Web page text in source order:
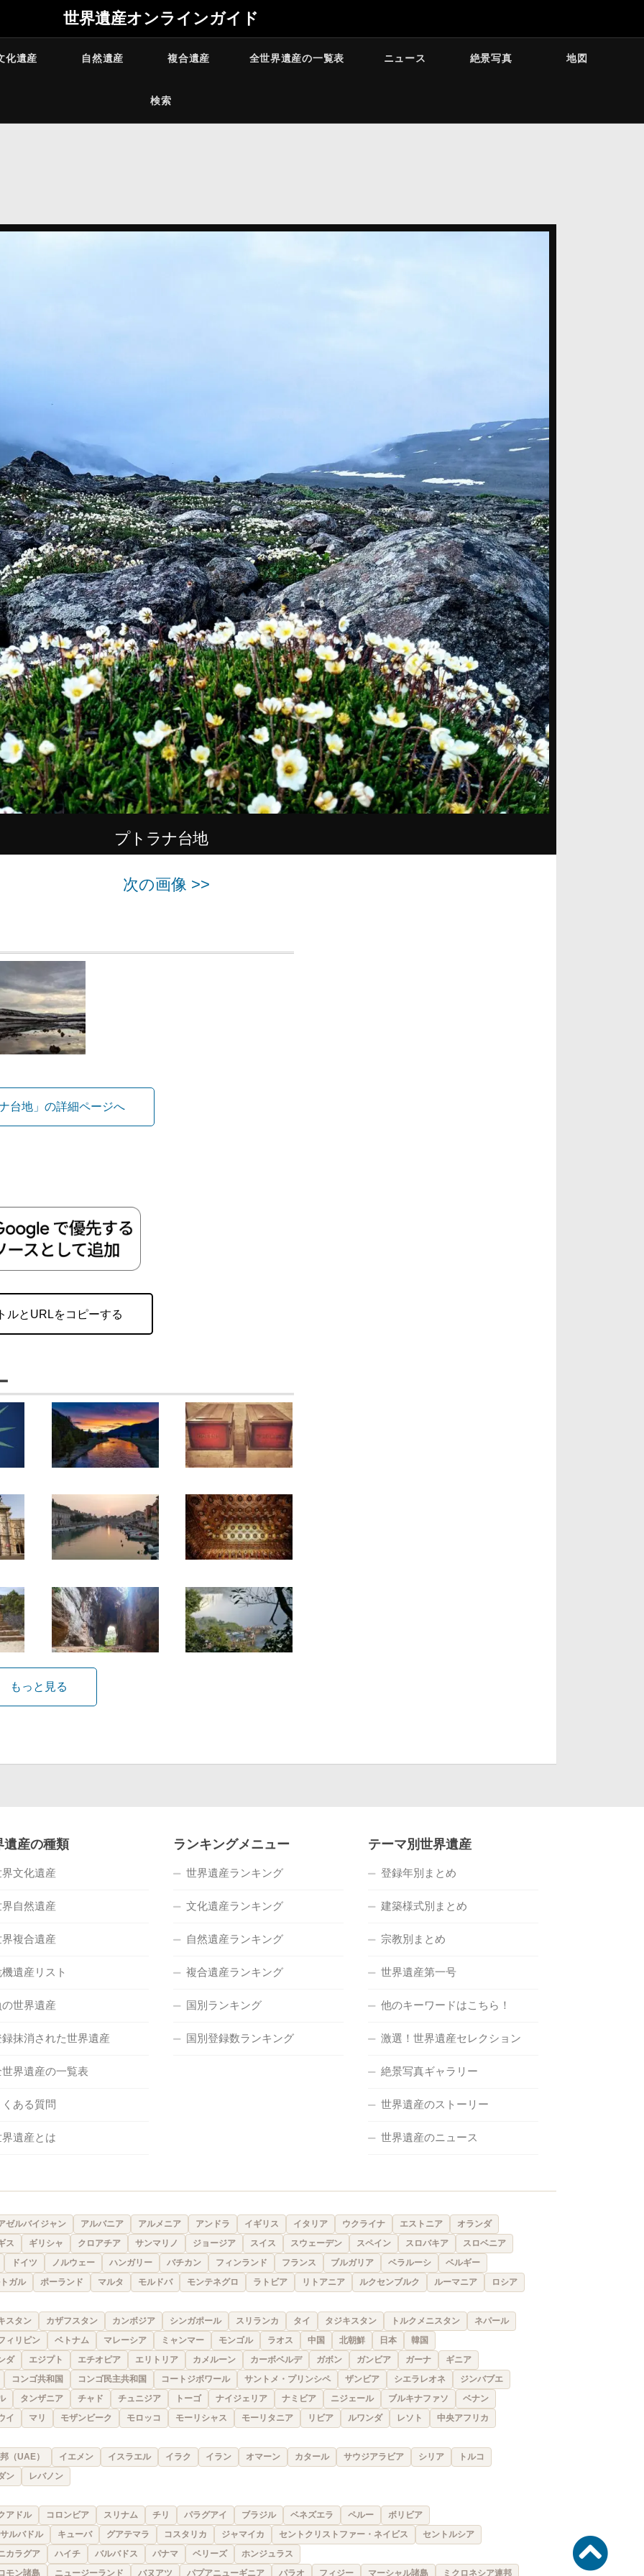
世界遺産オンラインガイド
化遺産 自然遺産 複合遺産 全世界遺産の一覧表 ニュース 絶景写真 地図
検索
プトラナ台地
次の画像 >>
台地」の詳細ページへ
ルとURLをコピーする
もっと見る
遺産の種類
文化遺産
自然遺産
複合遺産
遺産リスト
世界遺産
録抹消された世界遺産
世界遺産の一覧表
ある質問
遺産とは
ランキングメニュー
世界遺産ランキング
文化遺産ランキング
自然遺産ランキング
複合遺産ランキング
国別ランキング
国別登録数ランキング
テーマ別世界遺産
登録年別まとめ
建築様式別まとめ
宗教別まとめ
世界遺産第一号
他のキーワードはこちら！
激選！世界遺産セレクション
絶景写真ギャラリー
世界遺産のストーリー
世界遺産のニュース
ゼルバイジャン アルバニア アルメニア アンドラ イギリス イタリア ウクライナ エストニア
オランダ
ス
ギリシャ クロアチア サンマリノ ジョージア スイス スウェーデン スペイン スロバキア
スロベニア
ドイツ
ノルウェー ハンガリー バチカン フィンランド フランス ブルガリア ベラルーシ
ベルギー
ガル
ポーランド マルタ モルドバ モンテネグロ ラトビア リトアニア ルクセンブルク ルーマニア ロシア
スタン カザフスタン カンボジア シンガポール スリランカ タイ タジキスタン トルクメニスタン
ネパール
ィリピン
ベトナム マレーシア ミャンマー モンゴル ラオス 中国 北朝鮮 日本
韓国
ダ
エジプト エチオピア エリトリア カメルーン カーボベルデ ガボン ガンビア ガーナ
ギニア
コンゴ共和国
コンゴ民主共和国 コートジボワール サントメ・プリンシペ ザンビア シエラレオネ
ジンバブエ
タンザニア チャド チュニジア トーゴ ナイジェリア ナミビア ニジェール ブルキナファソ
ベナン
イ
マリ モザンビーク モロッコ モーリシャス モーリタニア リビア ルワンダ レソト 中央アフリカ
（UAE） イエメン イスラエル イラク イラン オマーン カタール サウジアラビア シリア
トルコ
ン
レバノン
アドル コロンビア スリナム チリ パラグアイ ブラジル ベネズエラ ペルー
ボリビア
ルバドル
キューバ グアテマラ コスタリカ ジャマイカ セントクリストファー・ネイビス
セントルシア
カラグア
ハイチ バルバドス パナマ ベリーズ
ホンジュラス
モン諸島
ニュージーランド バヌアツ パプアニューギニア パラオ フィジー マーシャル諸島 ミクロネシア連邦